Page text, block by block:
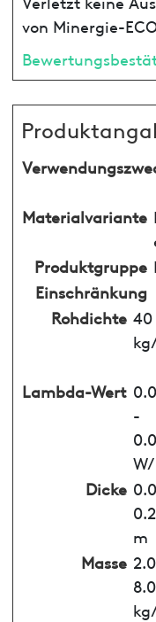
von Minergie-
Materialvariante
Produktgruppe
Einschränkung
Rohdichte 40
Lambda-Wert
-
Dicke
m
Masse
8.0